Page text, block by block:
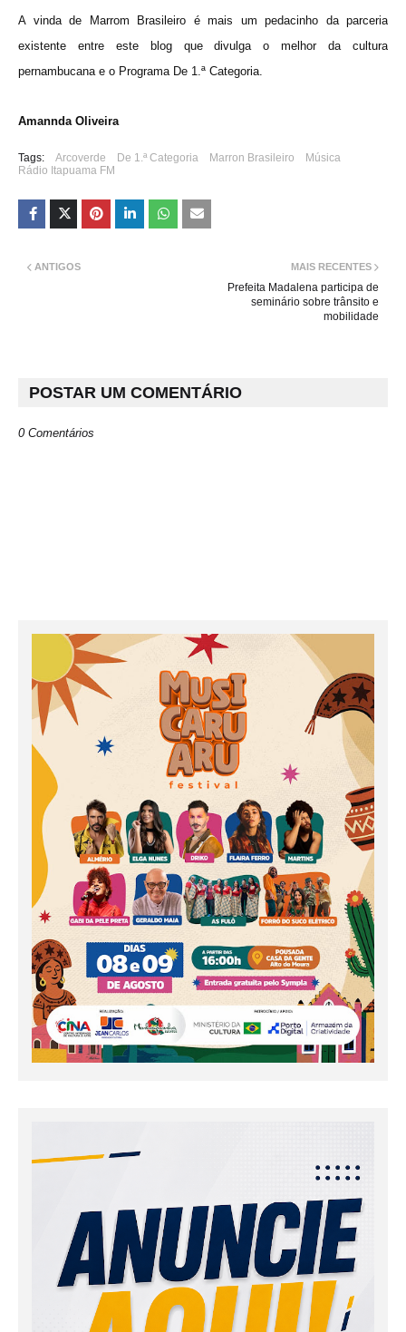
A vinda de Marrom Brasileiro é mais um pedacinho da parceria
existente entre este blog que divulga o melhor da cultura
pernambucana e o Programa De 1.ª Categoria.
Amannda O iveira
Tags: Arcoverde De 1.ª Categoria Marron Brasileiro
Música
Rádio Itapuama FM
MAIS RECENTES
Prefeita Madalena participa de
seminário sobre trânsito e
mobilidade
ANTIGOS
POSTAR UM COMENTÁRIO
0 Comentários